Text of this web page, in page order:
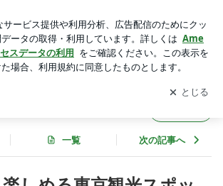
ブログ
ードして ブログの更新通知
を受け取りまし
開く
一覧 次の記事へ